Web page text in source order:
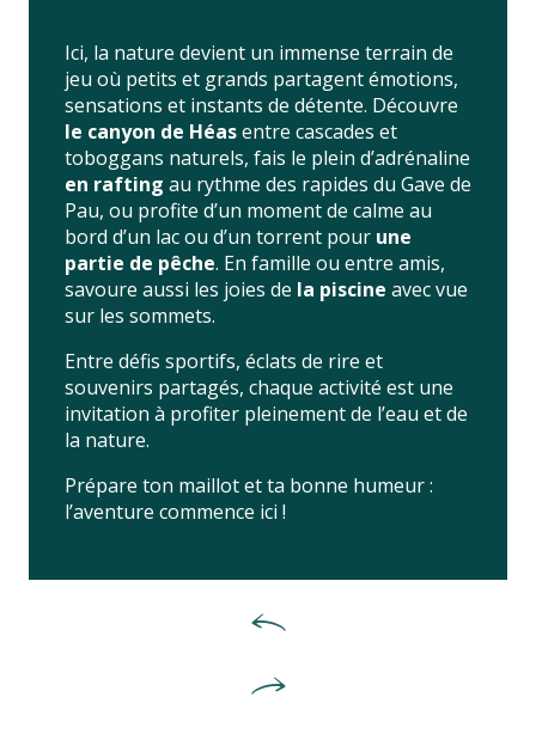
Ici, la nature devient un immense terrain de
jeu où petits et grands partagent émotions,
sensations et instants de détente. Découvre
le canyon de Héasentre cascades et
toboggans naturels, fais le plein d’adrénaline
en rafting au rythme des rapides du Gave de
Pau, ou profite d’un moment de calme au
bord d’un lac ou d’un torrent pour une
partie de pêche. En famille ou entre amis,
savoure aussi les joies de la piscine avec vue
sur les sommets.
Entre défis sportifs, éclats de rire et
souvenirs partagés, chaque activité est une
invitation à profiter pleinement de l’eau et de
la nature.
Prépare ton maillot et ta bonne humeur :
l’aventure commence ici !